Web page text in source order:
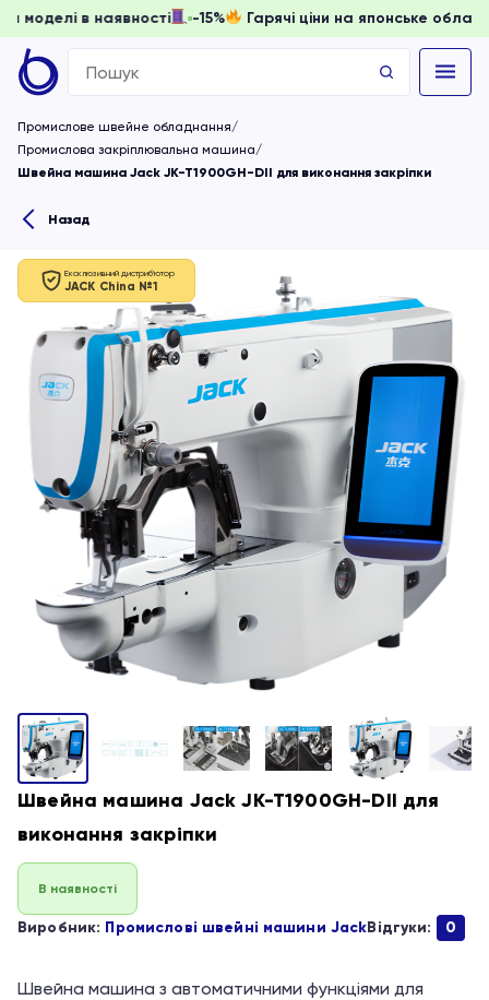
доки моделі в наявності -15% Гарячі ціни на
Search
for:
Промислове швейне обладнання
Промислова закріплювальна машина
Швейна машина Jack JK-T1900GH-DII для виконання закріпки
Назад
Ексклюзивний дистриб'ютор
JACK China №1
Швейна машина Jack JK-T1900GH-DII для
виконання закріпки
В наявності
Виробник: Промислові швейні машини JackВідгуки: 0
Швейна машина з автоматичними функціями для